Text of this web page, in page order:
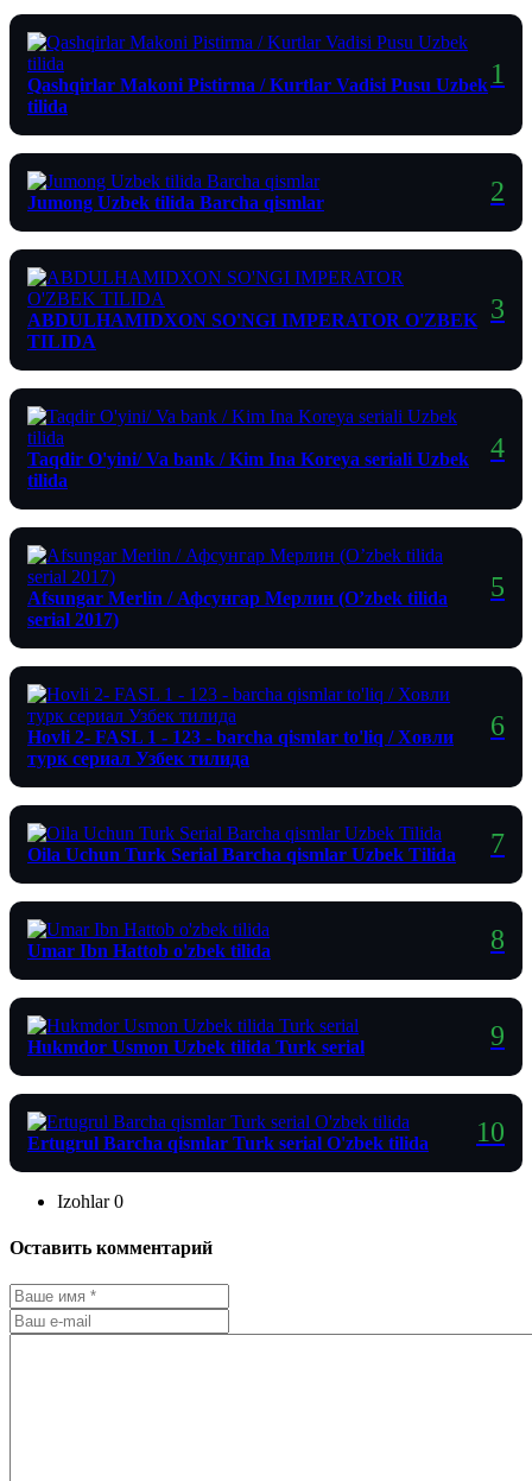
Qashqirlar Makoni Pistirma / Kurtlar Vadisi Pusu Uzbek
tilida
Jumong Uzbek tilida Barcha qismlar
ABDULHAMIDXON SO'NGI IMPERATOR O'ZBEK
TILIDA
Taqdir O'yini/ Va bank / Kim Ina Koreya seriali Uzbek
tilida
Afsungar Merlin / Афсунгар Мерлин (O’zbek tilida
serial 2017)
Hovli 2- FASL 1 - 123 - barcha qismlar to'liq / Ховли
турк сериал Узбек тилида
Oila Uchun Turk Serial Barcha qismlar Uzbek Tilida
Umar Ibn Hattob o'zbek tilida
Hukmdor Usmon Uzbek tilida Turk serial
Ertugrul Barcha qismlar Turk serial O'zbek tilida
Izohlar0
Оставить комментарий